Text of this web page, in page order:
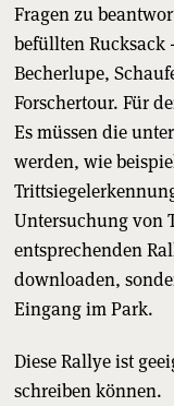
Fragen zu
befüllten Rucksack
Becherlupe,
Forschertour. Für
Es müssen die
werden, wie
Untersuchung von
entsprechenden
downloaden,
Eingang im Park.
Diese Rallye ist
schreiben können.